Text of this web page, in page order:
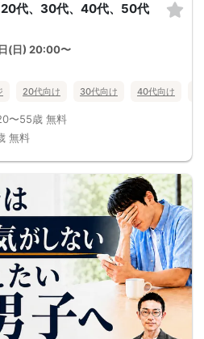
20代、30代、40代、50代
(日) 20:00〜
20代向け 30代向け 40代向け
〜55歳 無料
無料